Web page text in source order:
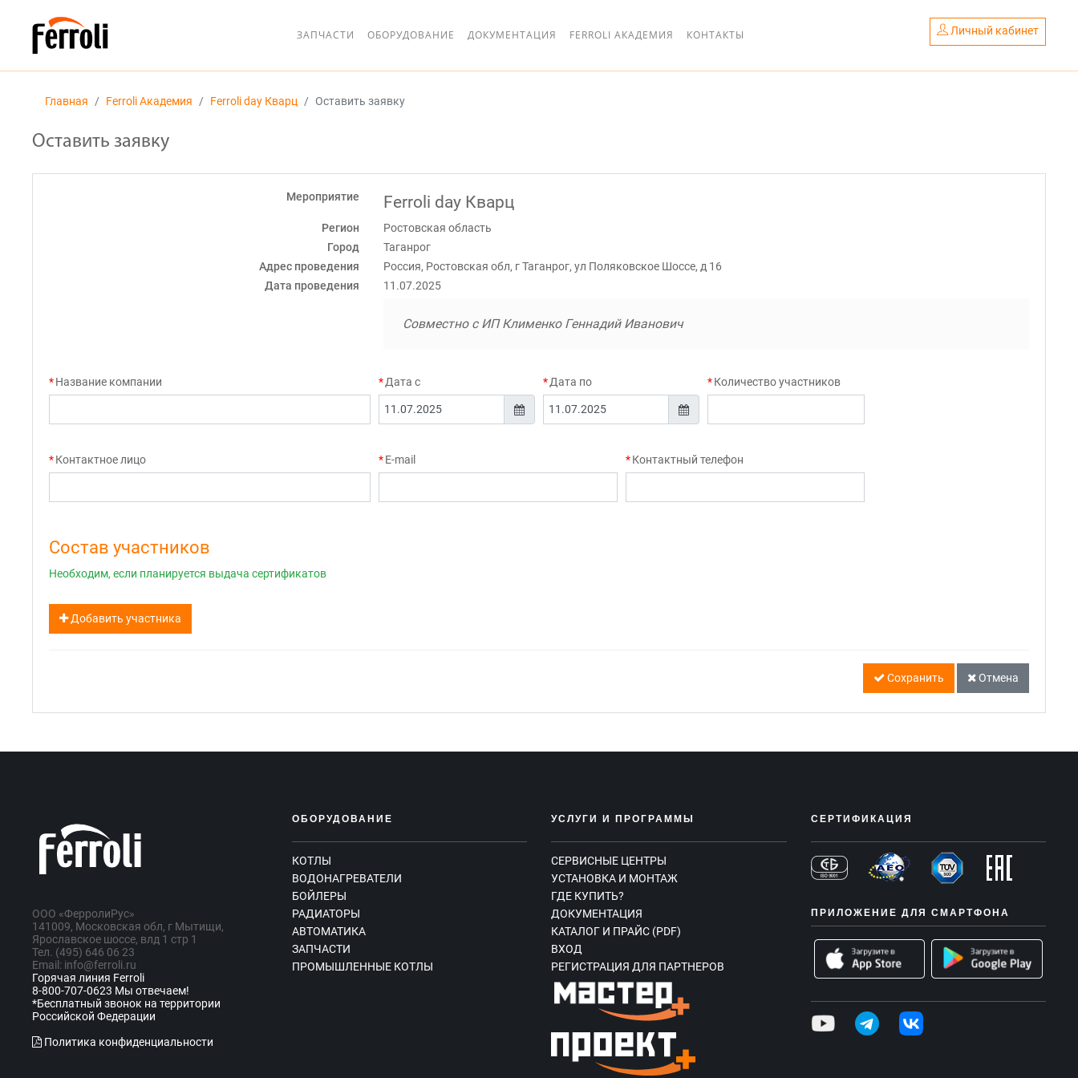
ЗАПЧАСТИ ОБОРУДОВАНИЕ ДОКУМЕНТАЦИЯ FERROLI АКАДЕМИЯ КОНТАКТЫ Личный кабинет
Главная Ferroli Академия Ferroli day Кварц Оставить заявку
Оставить заявку
Мероприятие Ferroli day Кварц
Регион
Ростовская область
Город
Таганрог
Адрес проведения
Россия, Ростовская обл, г Таганрог, ул Поляковское Шоссе, д 16
Дата проведения
11.07.2025
Совместно с ИП Клименко Геннадий Иванович
Название компании Дата с Дата по Количество участников
Контактное лицо E-mail Контактный телефон
Состав участников
Необходим, если планируется выдача сертификатов
Добавить участника
Сохранить Отмена
ООО «ФерролиРус»
141009, Московская обл, г Мытищи,
Ярославское шоссе, влд 1 стр 1
Тел. (495) 646 06 23
Email: info@ferroli.ru
Горячая линия Ferroli
8-800-707-0623 Мы отвечаем!
*Бесплатный звонок на территории
Российской Федерации
Политика конфиденциальности
ОБОРУДОВАНИЕ
КОТЛЫ
ВОДОНАГРЕВАТЕЛИ
БОЙЛЕРЫ
РАДИАТОРЫ
АВТОМАТИКА
ЗАПЧАСТИ
ПРОМЫШЛЕННЫЕ КОТЛЫ
УСЛУГИ И ПРОГРАММЫ
СЕРВИСНЫЕ ЦЕНТРЫ
УСТАНОВКА И МОНТАЖ
ГДЕ КУПИТЬ?
ДОКУМЕНТАЦИЯ
КАТАЛОГ И ПРАЙС (PDF)
ВХОД
РЕГИСТРАЦИЯ ДЛЯ ПАРТНЕРОВ
СЕРТИФИКАЦИЯ
ПРИЛОЖЕНИЕ ДЛЯ СМАРТФОНА